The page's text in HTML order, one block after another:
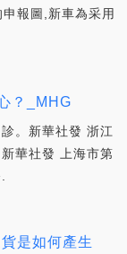
報圖,新車為采用
？_MHG
。新華社發 浙江
華社發 上海市第
是如何產生